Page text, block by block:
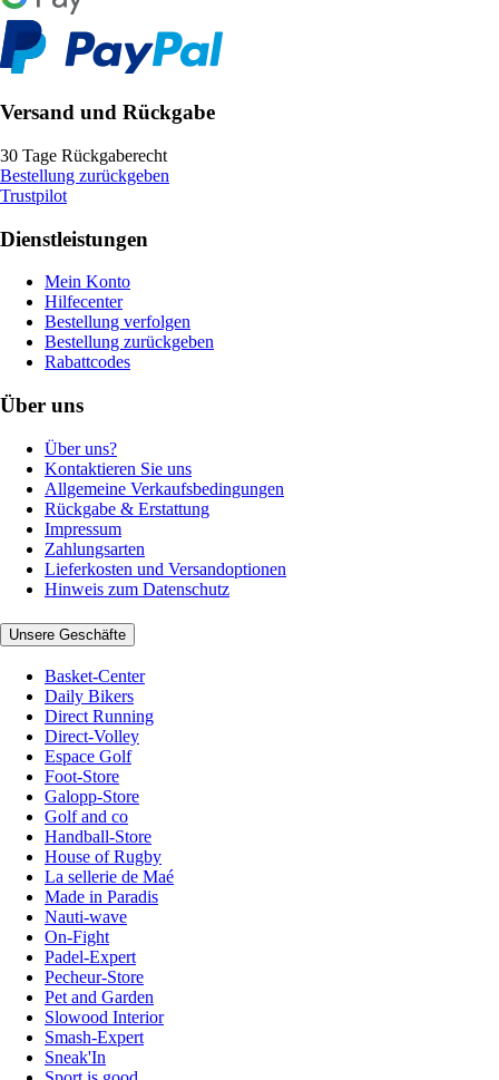
Versand und Rückgabe
30 Tage Rückgaberecht
Bestellung zurückgeben
Trustpilot
Dienstleistungen
Mein Konto
Hilfecenter
Bestellung verfolgen
Bestellung zurückgeben
Rabattcodes
Über uns
Über uns?
Kontaktieren Sie uns
Allgemeine Verkaufsbedingungen
Rückgabe & Erstattung
Impressum
Zahlungsarten
Lieferkosten und Versandoptionen
Hinweis zum Datenschutz
Unsere Geschäfte
Basket-Center
Daily Bikers
Direct Running
Direct-Volley
Espace Golf
Foot-Store
Galopp-Store
Golf and co
Handball-Store
House of Rugby
La sellerie de Maé
Made in Paradis
Nauti-wave
On-Fight
Padel-Expert
Pecheur-Store
Pet and Garden
Slowood Interior
Smash-Expert
Sneak'In